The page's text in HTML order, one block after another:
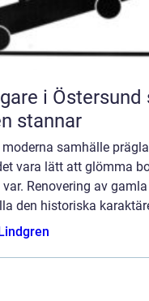
Östersund så väljer du rätt hjälp när
stannar
moderna samhälle
vara lätt att glömma
var. Renovering av
den historiska